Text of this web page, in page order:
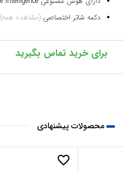
دکمه شاتر اختصاصی (مشاهده همه)
محصولات پیشنهادی
favorite_border